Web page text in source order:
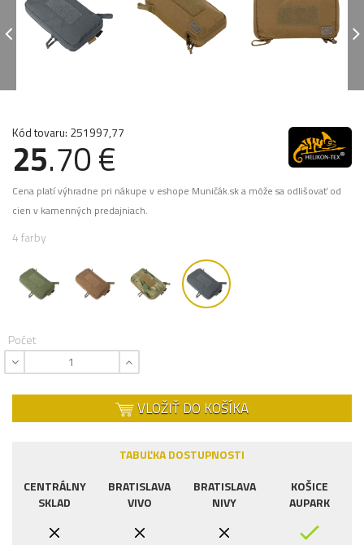
Kód tovaru: 251997,77
25.70 €
Cena platí výhradne pri nákupe v eshope Muničák.sk a môže sa odlišovať od
cien v kamenných predajniach.
4 farby
Počet
VLOŽIŤ DO KOŠÍKA
TABUĽKA DOSTUPNOSTI
CENTRÁLNY
SKLAD
BRATISLAVA
VIVO
BRATISLAVA
NIVY
KOŠICE
AUPARK